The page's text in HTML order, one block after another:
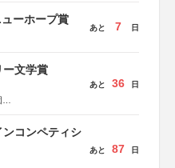
ーホープ賞
あと 7 日
ー文学賞
あと 36 日
コンペティシ
あと 87 日